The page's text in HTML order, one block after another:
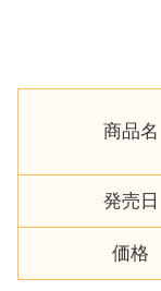
商品名
発売日
価格